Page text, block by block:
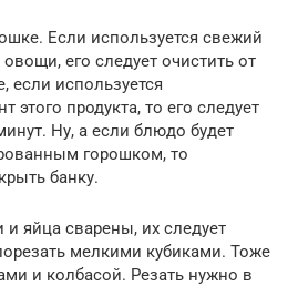
Если используется свежий
овощи, его следует очистить от
если используется
продукта, то его следует
Ну, а если блюдо будет
горошком, то
банку.
яйца сварены, их следует
мелкими кубиками. Тоже
и колбасой. Резать нужно в